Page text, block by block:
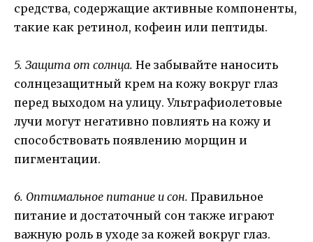
средства, содержащие активные компоненты,
такие как ретинол, кофеин или пептиды.
5. Защита от солнца. Не забывайте наносить
солнцезащитный крем на кожу вокруг глаз
перед выходом на улицу. Ультрафиолетовые
лучи могут негативно повлиять на кожу и
способствовать появлению морщин и
пигментации.
6. Оптимальное питание и сон. Правильное
питание и достаточный сон также играют
важную роль в уходе за кожей вокруг глаз.